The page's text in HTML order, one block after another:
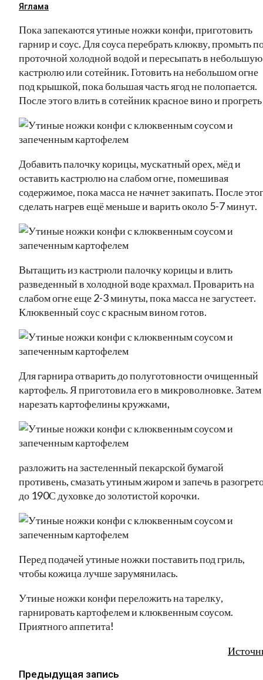
Яглама
Пока запекаются утиные ножки конфи, приготовить
гарнир и соус. Для соуса перебрать клюкву, промыть
проточной холодной водой и пересыпать в небольшую
кастрюлю или сотейник. Готовить на небольшом огне
под крышкой, пока большая часть ягод не полопается.
После этого влить в сотейник красное вино и прогреть
Добавить палочку корицы, мускатный орех, мёд и
оставить кастрюлю на слабом огне, помешивая
содержимое, пока масса не начнет закипать. После
сделать нагрев ещё меньше и варить около 5-7 минут.
Вытащить из кастрюли палочку корицы и влить
разведенный в холодной воде крахмал. Проварить на
слабом огне еще 2-3 минуты, пока масса не загустеет.
Клюквенный соус с красным вином готов.
Для гарнира отварить до полуготовности очищенный
картофель. Я приготовила его в микроволновке. Затем
нарезать картофелины кружками,
разложить на застеленный пекарской бумагой
противень, смазать утиным жиром и запечь в
до 190С духовке до золотистой корочки.
Перед подачей утиные ножки поставить под гриль,
чтобы кожица лучше зарумянилась.
Утиные ножки конфи переложить на тарелку,
гарнировать картофелем и клюквенным соусом.
Приятного аппетита!
Предыдущая запись